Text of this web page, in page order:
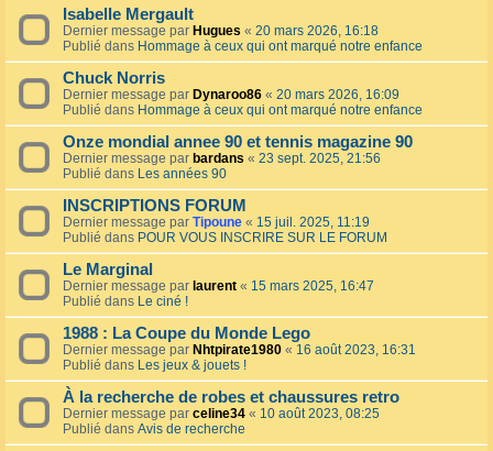
Isabelle Mergault
Dernier message par Hugues « 20 mars 2026, 16:18
Publié dans Hommage à ceux qui ont marqué notre enfance
Chuck Norris
Dernier message par Dynaroo86 « 20 mars 2026, 16:09
Publié dans Hommage à ceux qui ont marqué notre enfance
Onze mondial annee 90 et tennis magazine 90
Dernier message par bardans « 23 sept. 2025, 21:56
Publié dans Les années 90
INSCRIPTIONS FORUM
Dernier message par Tipoune « 15 juil. 2025, 11:19
Publié dans POUR VOUS INSCRIRE SUR LE FORUM
Le Marginal
Dernier message par laurent « 15 mars 2025, 16:47
Publié dans Le ciné !
1988 : La Coupe du Monde Lego
Dernier message par Nhtpirate1980 « 16 août 2023, 16:31
Publié dans Les jeux & jouets !
À la recherche de robes et chaussures retro
Dernier message par celine34 « 10 août 2023, 08:25
Publié dans Avis de recherche